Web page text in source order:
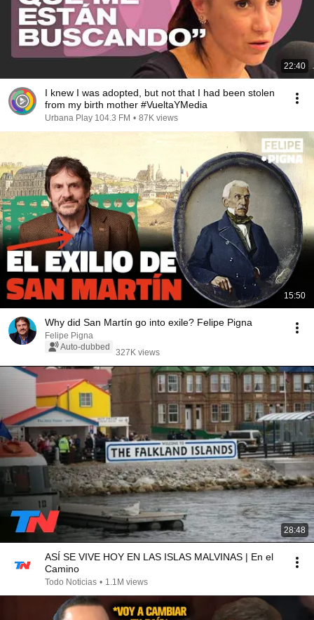
22:40
I knew I was adopted, but not that I had been stolen
from my birth mother #VueltaYMedia
Urbana Play 104.3 FM • 87K views
15:50
Why did San Martín go into exile? Felipe Pigna
Felipe Pigna
Auto-dubbed
327K views
28:48
ASÍ SE VIVE HOY EN LAS ISLAS MALVINAS | En el
Camino
Todo Noticias • 1.1M views